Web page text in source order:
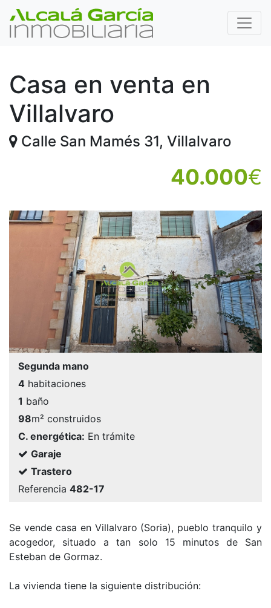
Casa en venta en
Villalvaro
Calle San Mamés 31, Villalvaro
40.000€
Segunda mano
4 habitaciones
1 baño
98m² construidos
C. energética: En trámite
Garaje
Trastero
Referencia 482-17
Se vende casa en Villalvaro (Soria), pueblo tranquilo y
acogedor, situado a tan solo 15 minutos de San
Esteban de Gormaz.
La vivienda tiene la siguiente distribución: